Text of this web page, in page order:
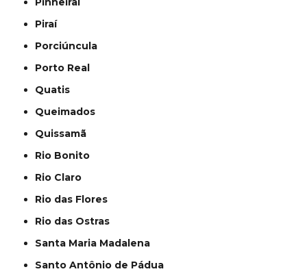
Piraí
Porciúncula
Porto Real
Quatis
Queimados
Quissamã
Rio Bonito
Rio Claro
Rio das Flores
Rio das Ostras
Santa Maria Madalena
Santo Antônio de Pádua